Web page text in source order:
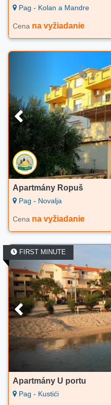
Pag - Kolan a Mandre
Cena na vyžiadanie
Apartmány Ropuš
Pag - Novalja
Cena na vyžiadanie
FIRST MINUTE
Apartmány U portu
Pag - Kustići